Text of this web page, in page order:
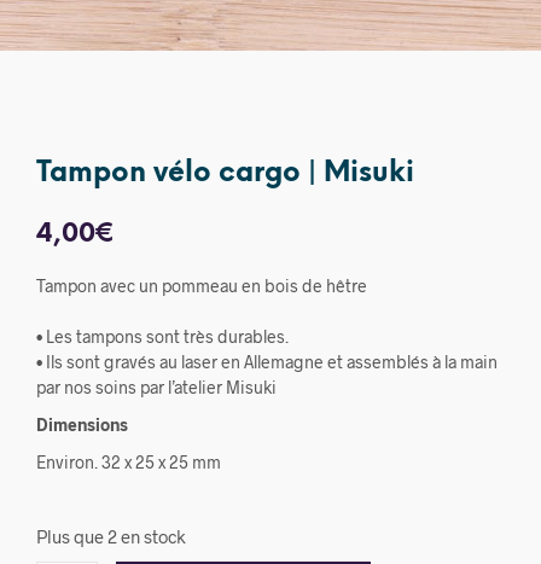
Tampon vélo cargo | Misuki
4,00€
Tampon avec un pommeau en bois de hêtre
• Les tampons sont très durables.
• Ils sont gravés au laser en Allemagne et assemblés à la main
par nos soins par l’atelier Misuki
Dimensions
Environ. 32 x 25 x 25 mm
Plus que 2 en stock